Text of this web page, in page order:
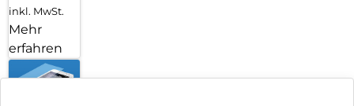
inkl. MwSt.
Mehr
erfahren